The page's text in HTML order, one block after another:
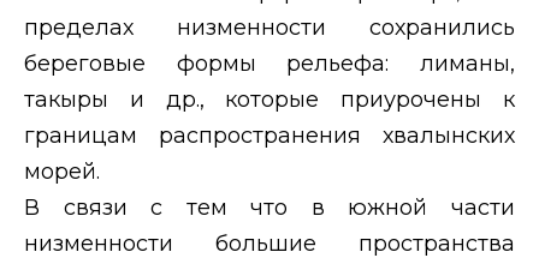
пределах низменности сохранились
береговые формы рельефа: лиманы,
такыры и др., которые приурочены к
границам распространения хвалынских
морей.
В связи с тем что в южной части
низменности большие пространства